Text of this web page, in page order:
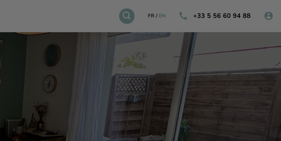
FR / EN +33 5 56 60 94 88